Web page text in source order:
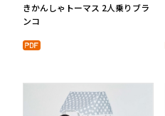
きかんしゃトーマス 2人乗りブラ
ンコ